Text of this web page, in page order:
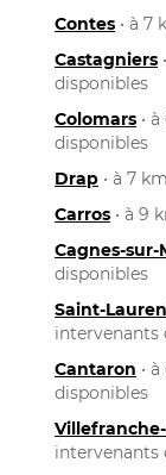
Contes • à 7
Castagniers
disponibles
Colomars •
disponibles
Drap • à 7
Carros • à 9
Cagnes-sur-
disponibles
Saint-
intervenants
Cantaron •
disponibles
intervenants